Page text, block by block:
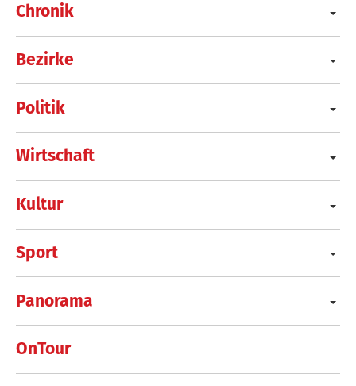
Chronik
Bezirke
Politik
Wirtschaft
Kultur
Sport
Panorama
OnTour